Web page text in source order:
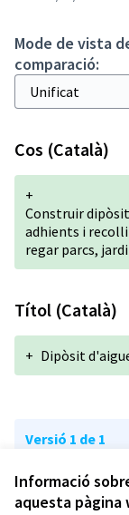
Informació
aquesta pàgina
Mode de vista
comparació:
Cos (Català)
+
Construir
adhients i
regar parcs,
Títol (Català)
+ Dipòsit
Versió 1 de 1
Termes i condicions